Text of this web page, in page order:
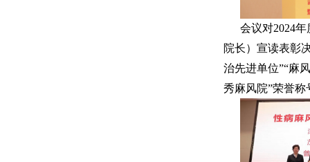
会议对2024
院长）宣读表彰
治先进单位”“麻
秀麻风院”荣誉